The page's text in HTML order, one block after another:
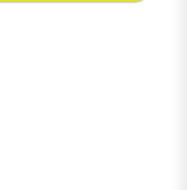
pagina